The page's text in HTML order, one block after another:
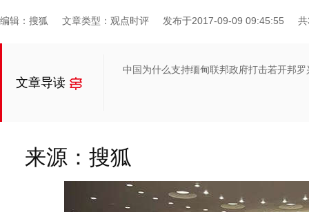
编辑：搜狐 文章类型：观点时评 发布于2017-09-09 09:45:55
文章导读
中国为什么支持缅甸联邦政府打击若开邦
来源：搜狐